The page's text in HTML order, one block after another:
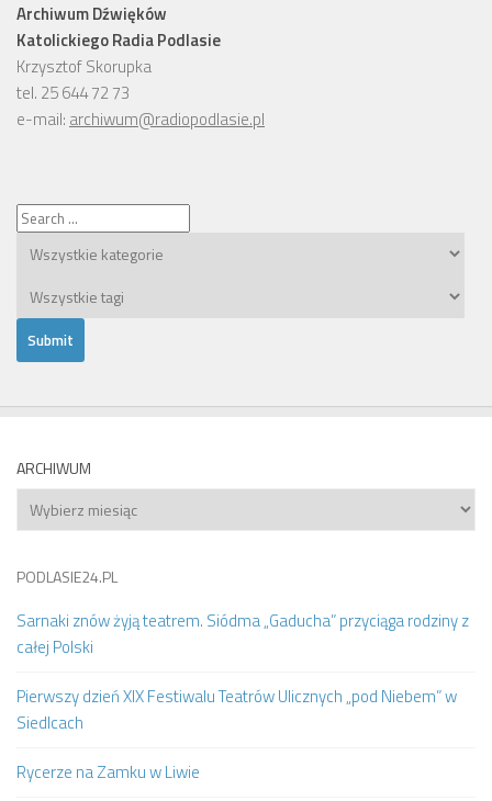
Archiwum Dźwięków
Katolickiego Radia Podlasie
Krzysztof Skorupka
tel. 25 644 72 73
e-mail: archiwum@radiopodlasie.pl
ARCHIWUM
Archiwum
PODLASIE24.PL
Sarnaki znów żyją teatrem. Siódma „Gaducha” przyciąga rodziny z
całej Polski
Pierwszy dzień XIX Festiwalu Teatrów Ulicznych „pod Niebem” w
Siedlcach
Rycerze na Zamku w Liwie